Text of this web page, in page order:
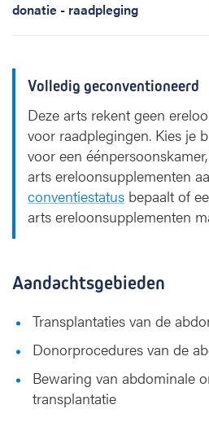
donatie - raadpleging
Volledig geconventioneerd
Deze arts rekent geen
voor raadplegingen. Kies je
voor een
arts ereloonsupplementen
conventiestatus bepaalt of
arts ereloonsupplementen
Aandachtsgebieden
Transplantaties van de
Donorprocedures van de
Bewaring van abdominale
transplantatie